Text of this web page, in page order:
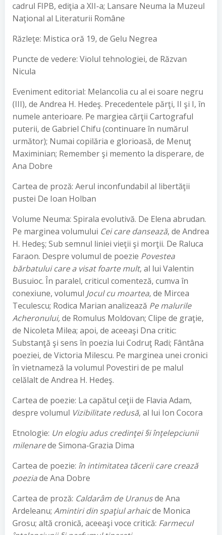
cadrul FIPB, ediţia a XII-a; Lansare Neuma la Muzeul
Naţional al Literaturii Române
Răzleţe: Mistica oră 19, de Gelu Negrea
Puncte de vedere: Violul tehnologiei, de Răzvan
Nicula
Eveniment editorial: Melancolia cu al ei soare negru
(III), de Andrea H. Hedeş. Precedentele părţi, II şi I, în
numele anterioare. Pe margiea cărţii Cartograful
puterii, de Gabriel Chifu (continuare în numărul
următor); Numai copilăria e glorioasă, de Menuţ
Maximinian; Remember şi memento la disperare, de
Ana Dobre
Cartea de proză: Aerul inconfundabil al libertăţii
pustei De Ioan Holban
Volume Neuma: Spirala evolutivă. De Elena abrudan.
Pe marginea volumului Cei care dansează, de Andrea
H. Hedeş; Sub semnul liniei vieţii şi morţii. De Raluca
Faraon. Despre volumul de poezie Povestea
bărbatului care a visat foarte mult, al lui Valentin
Busuioc. În paralel, criticul comenteză, cumva în
conexiune, volumul Jocul cu moartea, de Mircea
Teculescu; Rodica Marian analizează Pe malurile
Acheronului,de Romulus Moldovan; Clipe de graţie,
de Nicoleta Milea; apoi, de aceeaşi Dna critic:
Substanţă şi sens în poezia lui Codruţ Radi; Fântâna
poeziei, de Victoria Milescu. Pe marginea unei cronici
în vietnameză la volumul Povestiri de pe malul
celălalt de Andrea H. Hedeş.
Cartea de poezie: La capătul ceţii de Flavia Adam,
despre volumul Vizibilitate redusă, al lui Ion Cocora
Etnologie: Un elogiu adus credinţei §i înţelepciunii
milenarede Simona-Grazia Dima
Cartea de poezie: în intimitatea tăcerii care crează
poeziade Ana Dobre
Cartea de proză: Caldarâm de Uranusde Ana
Ardeleanu; Amintiri din spaţiul arhaicde Monica
Grosu; altă cronică, aceeaşi voce critică: Farmecul